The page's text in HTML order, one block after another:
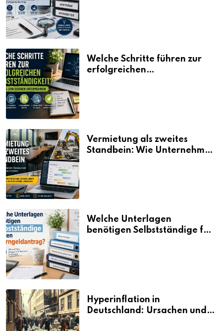
Welche Schritte führen zur
erfolgreichen
Vermietung als zweites
Standbein: Wie Unternehmen
Welche Unterlagen
benötigen Selbstständige für
Hyperinflation in
Deutschland: Ursachen und